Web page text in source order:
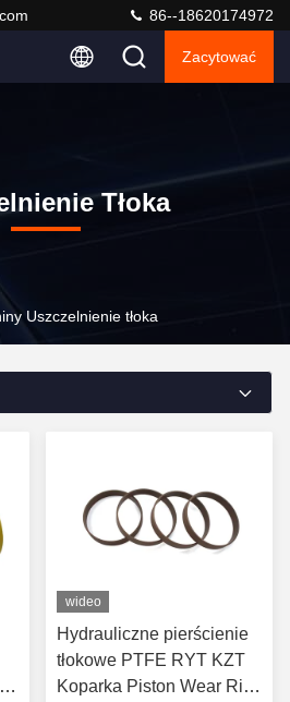
86--18620174972
Zacytować
Tłoka
Uszczelnienie tłoka
wideo
Hydrauliczne pierścienie
tłokowe PTFE RYT KZT
Koparka Piston Wear Ring